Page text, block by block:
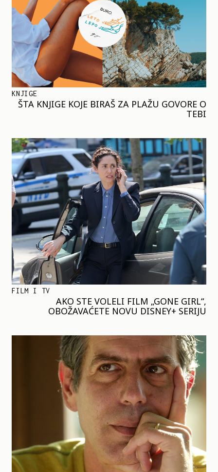
KNJIGE
ŠTA KNJIGE KOJE BIRAŠ ZA PLAŽU GOVORE O
TEBI
FILM I TV
AKO STE VOLELI FILM „GONE GIRL“,
OBOŽAVAĆETE NOVU DISNEY+ SERIJU